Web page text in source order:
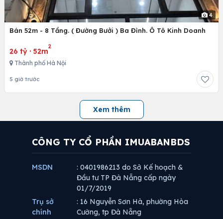
4
Bán 52m - 8 Tầng. ( Đường Bưởi ) Ba Đình. Ô Tô Kinh Doanh
26 tỷ · 52m
2
Thành phố Hà Nội
5 giờ trước
Xem thêm
CÔNG TY CỔ PHẦN IMUABANBDS
MSDN
: 0401986213 do Sở Kế hoạch &
Đầu tư TP Đà Nẵng cấp ngày
01/7/2019
Trụ sở
chính
: 16 Nguyễn Sơn Hà, phường Hòa
Cường, tp Đà Nẵng